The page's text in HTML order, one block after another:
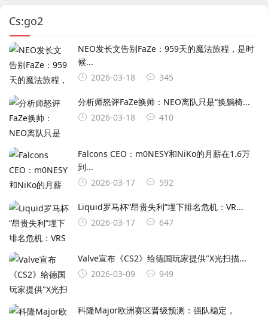
Cs:go2
NEO发长文告别FaZe：959天的魔法旅程，是时
候...
2026-03-18
345
分析师怒评FaZe换帅：NEO离队只是“换躺椅...
2026-03-18
410
Falcons CEO：m0NESY和NiKo的月薪在1.6万
到...
2026-03-17
592
Liquid罗马杯“昂贵失利”埋下排名危机：VR...
2026-03-17
647
Valve宣布《CS2》给德国玩家提供"X光扫描...
2026-03-09
949
科隆Major欧洲赛区晋级预测：强队稳定，